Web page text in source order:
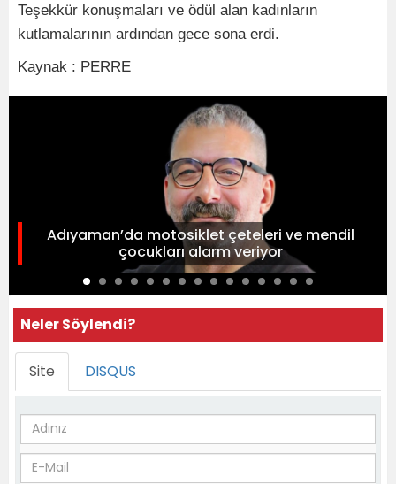
Teşekkür konuşmaları ve ödül alan kadınların
kutlamalarının ardından gece sona erdi.
Kaynak : PERRE
Adıyaman’da motosiklet çeteleri ve mendil
çocukları alarm veriyor
Neler Söylendi?
Site DISQUS